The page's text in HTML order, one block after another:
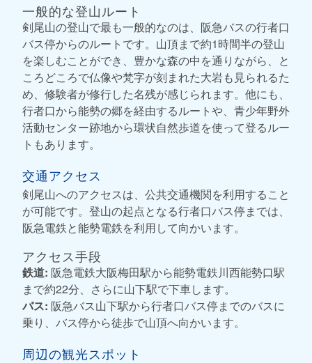
一般的な登山ルート
剣尾山の登山で最も一般的なのは、阪急バスの行者口
バス停からのルートです。山頂まで約1時間半の登山
を楽しむことができ、豊かな森の中を通りながら、と
ころどころで仏像や梵字が刻まれた大岩も見られるた
め、修験者が修行した名残が感じられます。他にも、
行者口から能勢の郷を経由するルートや、青少年野外
活動センター跡地から環状自然歩道を使って登るルー
トもあります。
交通アクセス
剣尾山へのアクセスは、公共交通機関を利用すること
が可能です。登山の起点となる行者口バス停までは、
阪急電鉄と能勢電鉄を利用して向かいます。
アクセス手段
鉄道: 阪急電鉄大阪梅田駅から能勢電鉄川西能勢口駅
まで約22分、さらに山下駅で下車します。
バス: 阪急バス山下駅から行者口バス停までのバスに
乗り、バス停から徒歩で山頂へ向かいます。
周辺の観光スポット